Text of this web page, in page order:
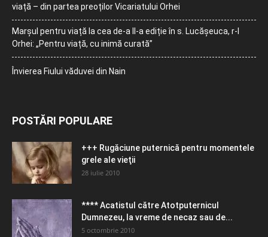
viață – din partea preoților Vicariatului Orhei
Marșul pentru viață la cea de-a II-a ediție în s. Lucășeuca, r-l
Orhei: „Pentru viață, cu inimă curată”
Învierea Fiului văduvei din Nain
POSTĂRI POPULARE
+++ Rugăciune puternică pentru momentele
grele ale vieţii
28 iulie 2010
**** Acatistul către Atotputernicul
Dumnezeu, la vreme de necaz sau de...
5 octombrie 2010